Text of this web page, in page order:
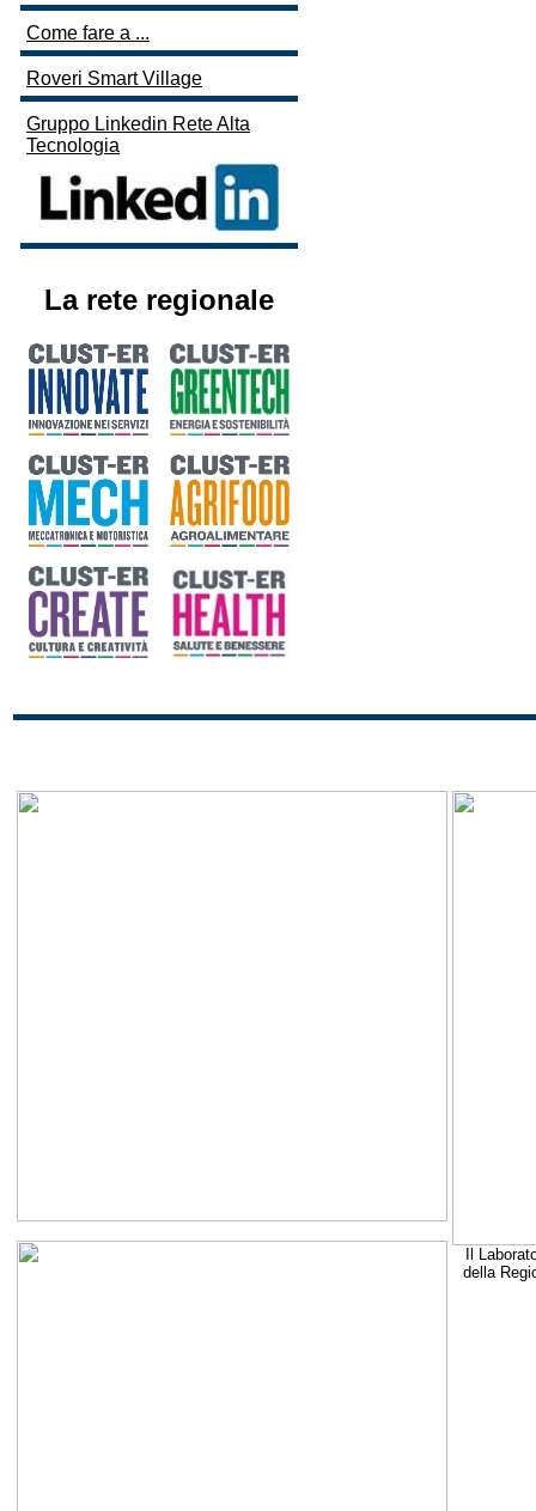
Come fare a ...
Roveri Smart Village
Gruppo Linkedin Rete Alta
Tecnologia
La rete regionale
Il
della